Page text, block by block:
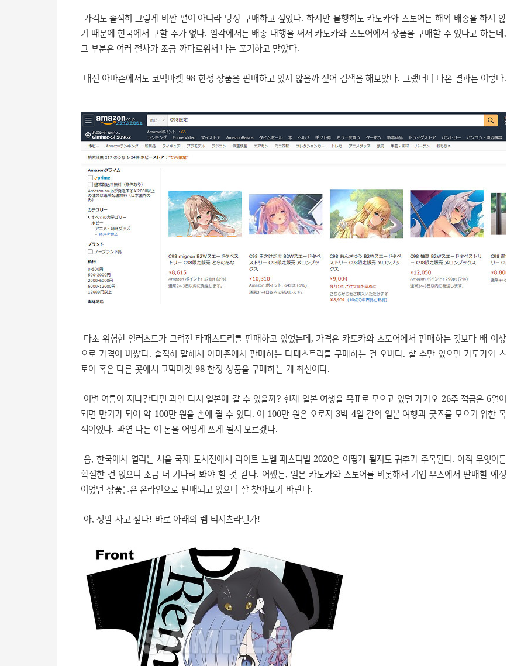
가격도 솔직히 그렇게 비싼 편이 아니라 당장 구매하고 싶었다. 하지만 불행히도 카도카와 스토어는 해외 배송을 하지 않
기 때문에 한국에서 구할 수가 없다. 일각에서는 배송 대행을 써서 카도카와 스토어에서 상품을 구매할 수 있다고 하는데,
그 부분은 여러 절차가 조금 까다로워서 나는 포기하고 말았다.
대신 아마존에서도 코믹마켓 98 한정 상품을 판매하고 있지 않을까 싶어 검색을 해보았다. 그랬더니 나온 결과는 이렇다.
다소 위험한 일러스트가 그려진 타패스트리를 판매하고 있었는데, 가격은 카도카와 스토어에서 판매하는 것보다 배 이상
으로 가격이 비쌌다. 솔직히 말해서 아마존에서 판매하는 타패스트리를 구매하는 건 오버다. 할 수만 있으면 카도카와 스
토어 혹은 다른 곳에서 코믹마켓 98 한정 상품을 구매하는 게 최선이다.
이번 여름이 지나간다면 과연 다시 일본에 갈 수 있을까? 현재 일본 여행을 목표로 모으고 있던 카카오 26주 적금은 6월이
되면 만기가 되어 약 100만 원을 손에 쥘 수 있다. 이 100만 원은 오로지 3박 4일 간의 일본 여행과 굿즈를 모으기 위한 목
적이었다. 과연 나는 이 돈을 어떻게 쓰게 될지 모르겠다.
음, 한국에서 열리는 서울 국제 도서전에서 라이트 노벨 페스티벌 2020은 어떻게 될지도 귀추가 주목된다. 아직 무엇이든
확실한 건 없으니 조금 더 기다려 봐야 할 것 같다. 어쨌든, 일본 카도카와 스토어를 비롯해서 기업 부스에서 판매할 예정
이었던 상품들은 온라인으로 판매되고 있으니 잘 찾아보기 바란다.
아, 정말 사고 싶다! 바로 아래의 렘 티셔츠라던가!